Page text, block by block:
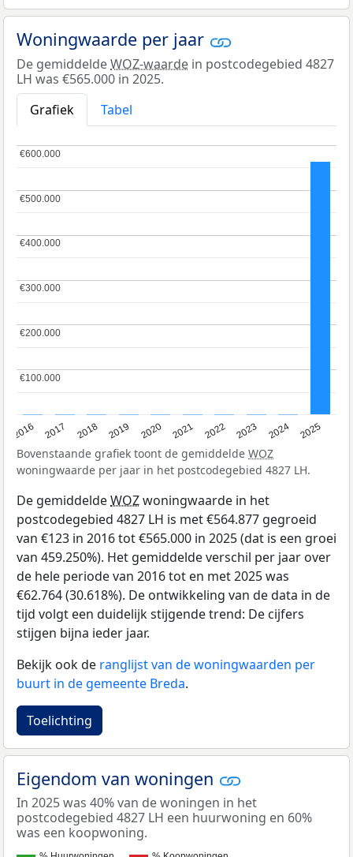
Woningwaarde per jaar
De gemiddeldeWOZ-waarde in postcodegebied 4827
LH was €565.000 in 2025.
Grafiek
Tabel
2016 2017 2018 2019 2020 2021 2022 2023 2024 2025
€100.000
€100.000
€200.000
€200.000
€300.000
€300.000
€400.000
€400.000
€500.000
€500.000
€600.000
€600.000
Bovenstaande grafiek toont de gemiddelde WOZ
woningwaarde per jaar in het postcodegebied 4827 LH.
De gemiddeldeWOZwoningwaarde in het
postcodegebied 4827 LH is met €564.877 gegroeid
van €123 in 2016 tot €565.000 in 2025 (dat is een groei
van 459.250%). Het gemiddelde verschil per jaar over
de hele periode van 2016 tot en met 2025 was
€62.764 (30.618%). De ontwikkeling van de data in de
tijd volgt een duidelijk stijgende trend: De cijfers
stijgen bijna ieder jaar.
Bekijk ook de ranglijst van de woningwaarden per
buurt in de gemeente Breda.
Toelichting
Eigendom van woningen
In 2025 was 40% van de woningen in het
postcodegebied 4827 LH een huurwoning en 60%
was een koopwoning.